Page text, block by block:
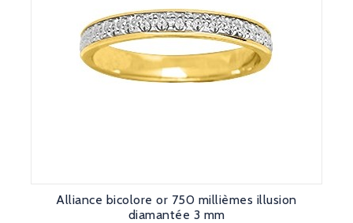
Alliance bicolore or 750 millièmes illusion
diamantée 3 mm